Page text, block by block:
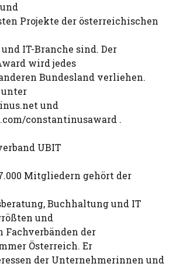
Projekte der österreichischen
IT-Branche sind. Der
wird jedes
Bundesland verliehen.
und
constantinusaward .
UBIT
Mitgliedern gehört der
Buchhaltung und IT
und
Fachverbänden der
Österreich. Er
der Unternehmerinnen und